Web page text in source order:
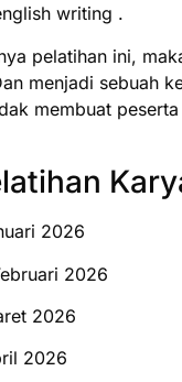
writing .
pelatihan ini,
menjadi sebuah
membuat
2026
2026
2026
2026